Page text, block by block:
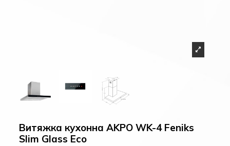
Витяжка кухонна AKPO WK-4 Feniks
Slim Glass Eco